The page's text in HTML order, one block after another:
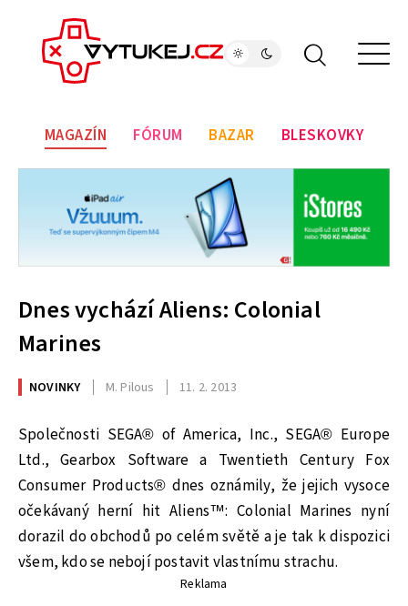
MAGAZÍN FÓRUM BAZAR BLESKOVKY
Dnes vychází Aliens: Colonial
Marines
NOVINKY M. Pilous 11. 2. 2013
Společnosti SEGA® of America, Inc., SEGA® Europe
Ltd., Gearbox Software a Twentieth Century Fox
Consumer Products® dnes oznámily, že jejich vysoce
očekávaný herní hit Aliens™: Colonial Marines nyní
dorazil do obchodů po celém světě a je tak k dispozici
všem, kdo se nebojí postavit vlastnímu strachu.
Reklama